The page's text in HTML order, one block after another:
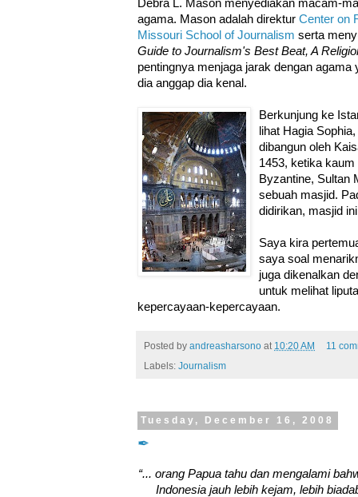
Debra L. Mason menyediakan macam-
agama. Mason adalah direktur Center on
Missouri School of Journalism serta
Guide to Journalism's Best Beat, A
pentingnya menjaga jarak dengan
dia anggap dia kenal.
Berkunjung ke
lihat Hagia
dibangun oleh
1453, ketika
Byzantine, Sultan
sebuah masjid.
didirikan, masjid
Saya kira
saya soal
juga dikenalkan
untuk melihat
kepercayaan-kepercayaan.
Posted by andreasharsono at 10:20 AM
11
Labels: Journalism
Tuesday, December 16, 2008
✒
“... orang Papua tahu dan mengalami
Indonesia jauh lebih kejam, lebih